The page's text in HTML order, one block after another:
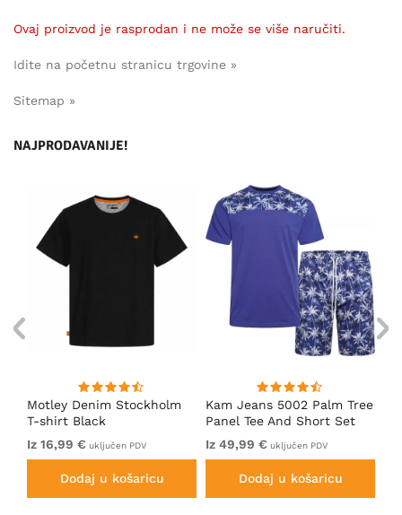
Ovaj proizvod je rasprodan i ne može se više naručiti.
Idite na početnu stranicu trgovine »
Sitemap »
NAJPRODAVANIJE!
Motley Denim Stockholm
T-shirt Black
Iz 16,99 € uključen PDV
Dodaj u košaricu
Kam Jeans 5002 Palm Tree
Panel Tee And Short Set
Electric Blue
Iz 49,99 € uključen PDV
Dodaj u košaricu